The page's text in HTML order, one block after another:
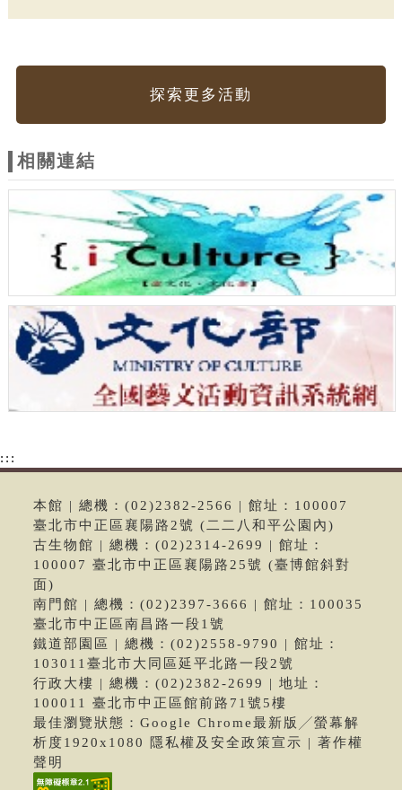
探索更多活動
相關連結
:::
本館 | 總機：(02)2382-2566 | 館址：100007
臺北市中正區襄陽路2號 (二二八和平公園內)
古生物館 | 總機：(02)2314-2699 | 館址：
100007 臺北市中正區襄陽路25號 (臺博館斜對
面)
南門館 | 總機：(02)2397-3666 | 館址：100035
臺北市中正區南昌路一段1號
鐵道部園區 | 總機：(02)2558-9790 | 館址：
103011臺北市大同區延平北路一段2號
行政大樓 | 總機：(02)2382-2699 | 地址：
100011 臺北市中正區館前路71號5樓
最佳瀏覽狀態：Google Chrome最新版╱螢幕解
析度1920x1080 隱私權及安全政策宣示 | 著作權
聲明